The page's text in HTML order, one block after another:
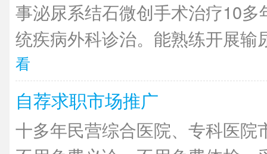
事泌尿系结石微创手术治疗10
统疾病外科诊治。能熟练开展输
看
自荐求职市场推广
十多年民营综合医院、专科医院